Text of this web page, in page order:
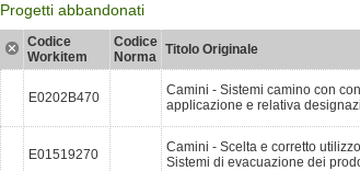
Progetti abbandonati
Codice
Workitem
Codice
Norma
Titolo Originale
E0202B470
Camini - Sistemi camino con
applicazione e relativa
E01519270
Camini - Scelta e corretto
Sistemi di evacuazione dei